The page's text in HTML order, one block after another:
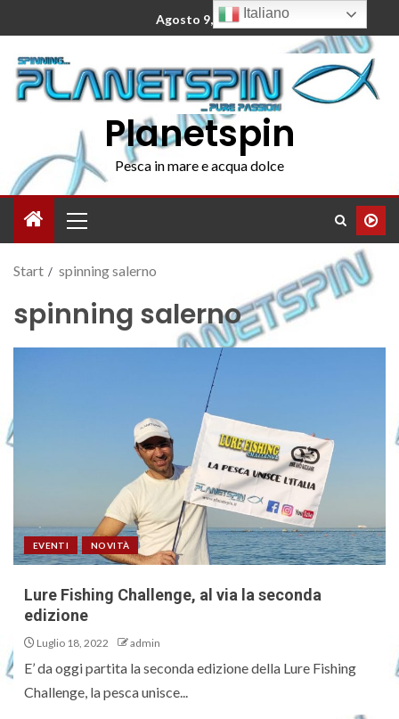
Agosto 9, 2026
Planetspin
Pesca in mare e acqua dolce
Start spinning salerno
spinning salerno
EVENTI NOVITÀ
Lure Fishing Challenge, al via la seconda
edizione
Luglio 18, 2022 admin
E’ da oggi partita la seconda edizione della Lure Fishing
Challenge, la pesca unisce...
Italiano